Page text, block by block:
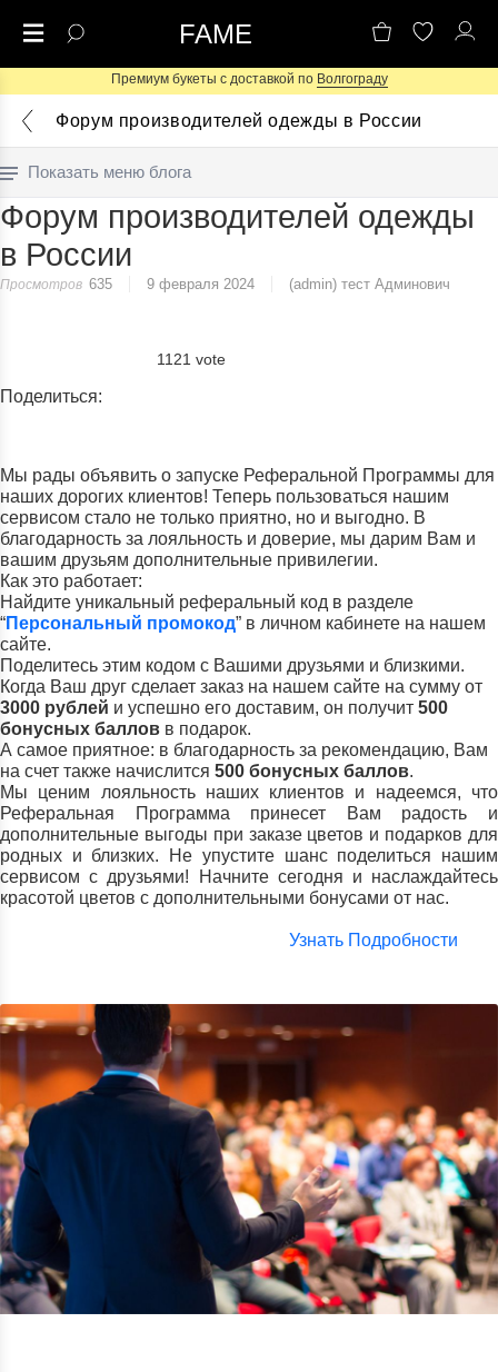
FAME
Премиум букеты с доставкой по Волгограду
Форум производителей одежды в России
Показать меню блога
Форум производителей одежды
в России
Просмотров 635 9 февраля 2024 (admin) тест Админович
1121 vote
Поделиться:
Мы рады объявить о запуске Реферальной Программы для
наших дорогих клиентов! Теперь пользоваться нашим
сервисом стало не только приятно, но и выгодно. В
благодарность за лояльность и доверие, мы дарим Вам и
вашим друзьям дополнительные привилегии.
Как это работает:
Найдите уникальный реферальный код в разделе
“Персональный промокод” в личном кабинете на нашем
сайте.
Поделитесь этим кодом с Вашими друзьями и близкими.
Когда Ваш друг сделает заказ на нашем сайте на сумму от
3000 рублей и успешно его доставим, он получит 500
бонусных баллов в подарок.
А самое приятное: в благодарность за рекомендацию, Вам
на счет также начислится 500 бонусных баллов.
Мы ценим лояльность наших клиентов и надеемся, что
Реферальная Программа принесет Вам радость и
дополнительные выгоды при заказе цветов и подарков для
родных и близких. Не упустите шанс поделиться нашим
сервисом с друзьями! Начните сегодня и наслаждайтесь
красотой цветов с дополнительными бонусами от нас.
Узнать Подробности